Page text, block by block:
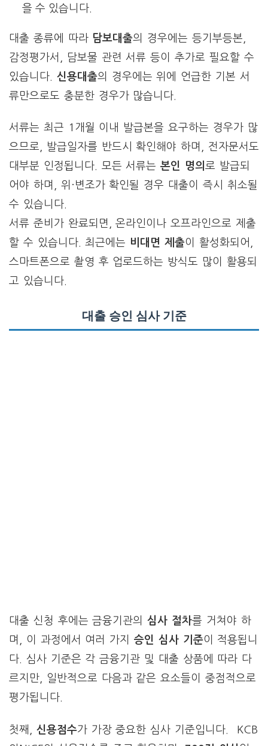
을 수 있습니다.
대출 종류에 따라 담보대출의 경우에는 등기부등본,
감정평가서, 담보물 관련 서류 등이 추가로 필요할 수
있습니다. 신용대출의 경우에는 위에 언급한 기본 서
류만으로도 충분한 경우가 많습니다.
서류는 최근 1개월 이내 발급본을 요구하는 경우가 많
으므로, 발급일자를 반드시 확인해야 하며, 전자문서도
대부분 인정됩니다. 모든 서류는본인 명의로 발급되
어야 하며, 위·변조가 확인될 경우 대출이 즉시 취소될
수 있습니다.
서류 준비가 완료되면, 온라인이나 오프라인으로 제출
할 수 있습니다. 최근에는 비대면 제출이 활성화되어,
스마트폰으로 촬영 후 업로드하는 방식도 많이 활용되
고 있습니다.
대출 승인 심사 기준
대출 신청 후에는 금융기관의심사 절차를 거쳐야 하
며, 이 과정에서 여러 가지 승인 심사 기준이 적용됩니
다. 심사 기준은 각 금융기관 및 대출 상품에 따라 다
르지만, 일반적으로 다음과 같은 요소들이 중점적으로
평가됩니다.
첫째, 신용점수가 가장 중요한 심사 기준입니다. KCB